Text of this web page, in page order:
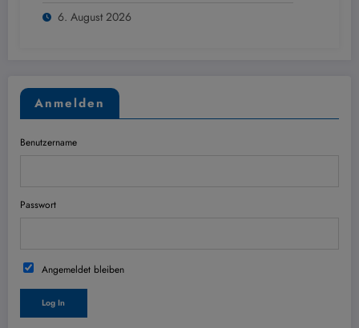
6. August 2026
Anmelden
Benutzername
Passwort
Angemeldet bleiben